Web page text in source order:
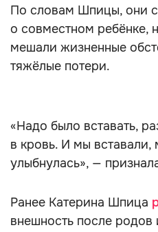
По словам Шпицы, они
о совместном ребёнке,
мешали жизненные
тяжёлые потери.
«Надо было вставать,
в кровь. И мы вставали,
улыбнулась», —
Ранее Катерина Шпица
внешность после родов